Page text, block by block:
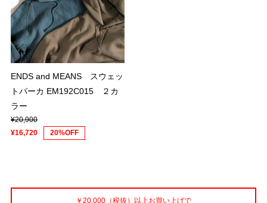
ENDS and MEANS スウェッ
トパーカ EM192C015 ２カ
ラー
¥20,900
¥16,720
20%OFF
￥20,000（税抜）以上お買い上げで